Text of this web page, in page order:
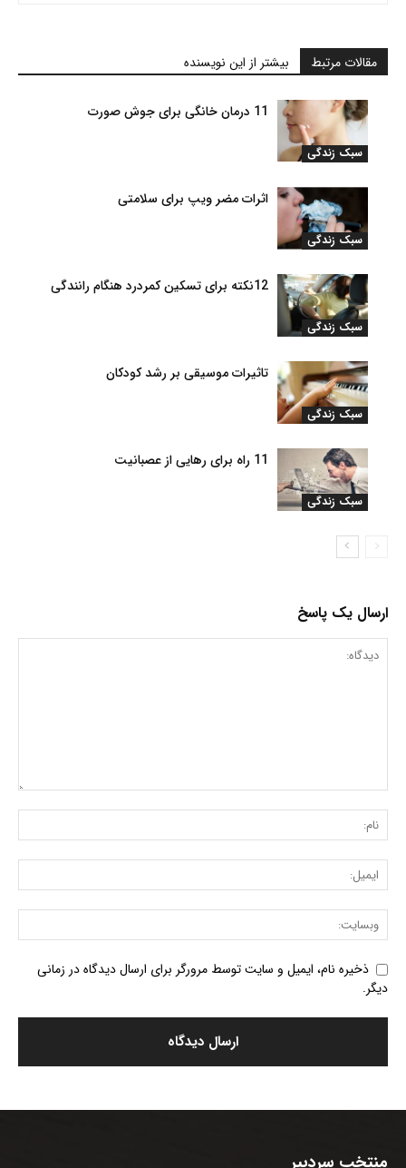
مقالات مرتبط بیشتر از این نویسنده
سبک زندگی
11 درمان خانگی برای جوش صورت
سبک زندگی
اثرات مضر ویپ برای سلامتی
سبک زندگی
12نکته برای تسکین کمردرد هنگام رانندگی
سبک زندگی
تاثیرات موسیقی بر رشد کودکان
سبک زندگی
11 راه برای رهایی از عصبانیت
ارسال یک پاسخ
ذخیره نام، ایمیل و سایت توسط مرورگر برای ارسال دیدگاه در زمانی
دیگر.
منتخب سردبیر